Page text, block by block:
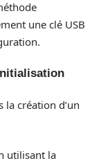
une clé USB
la création d’un
utilisant la